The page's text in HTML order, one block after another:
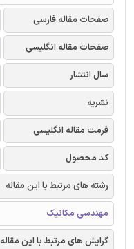
صفحات مقاله فارسی
صفحات مقاله انگلیسی
سال انتشار
نشریه
فرمت مقاله انگلیسی
کد محصول
رشته های مرتبط با این مقاله
مهندسی مکانیک
گرایش های مرتبط با این مقاله